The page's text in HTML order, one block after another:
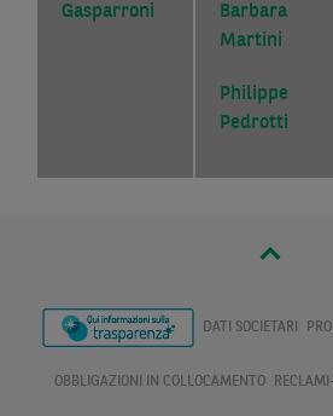
Gasparroni
Barbara
Martini
Philippe
Pedrotti
DATI SOCIETARI
OBBLIGAZIONI IN COLLOCAMENTO